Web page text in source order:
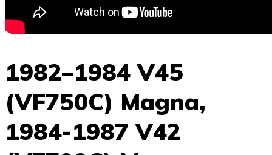
1982–1984 V45
(VF750C) Magna,
1984-1987 V42